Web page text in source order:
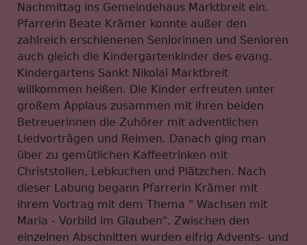
Nachmittag ins Gemeindehaus Marktbreit ein.
Pfarrerin Beate Krämer konnte außer den
zahlreich erschienenen Seniorinnen und Senioren
auch gleich die Kindergartenkinder des evang.
Kindergartens Sankt Nikolai Marktbreit
willkommen heißen. Die Kinder erfreuten unter
großem Applaus zusammen mit ihren beiden
Betreuerinnen die Zuhörer mit adventlichen
Liedvorträgen und Reimen. Danach ging man
über zu gemütlichen Kaffeetrinken mit
Christstollen, Lebkuchen und Plätzchen. Nach
dieser Labung begann Pfarrerin Krämer mit
ihrem Vortrag mit dem Thema " Wachsen mit
Maria - Vorbild im Glauben". Zwischen den
einzelnen Abschnitten wurden eifrig Advents- und